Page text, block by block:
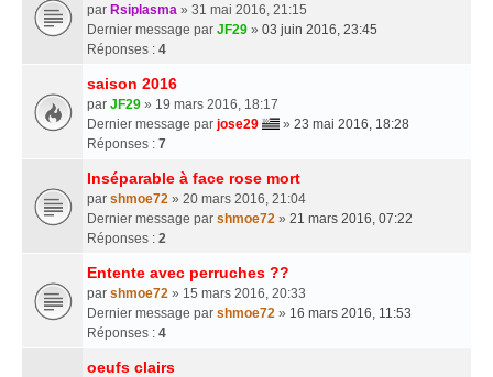
par Rsiplasma » 31 mai 2016, 21:15
Dernier message par JF29 » 03 juin 2016, 23:45
Réponses : 4
saison 2016
par JF29 » 19 mars 2016, 18:17
Dernier message par jose29 » 23 mai 2016, 18:28
Réponses : 7
Inséparable à face rose mort
par shmoe72 » 20 mars 2016, 21:04
Dernier message par shmoe72 » 21 mars 2016, 07:22
Réponses : 2
Entente avec perruches ??
par shmoe72 » 15 mars 2016, 20:33
Dernier message par shmoe72 » 16 mars 2016, 11:53
Réponses : 4
oeufs clairs